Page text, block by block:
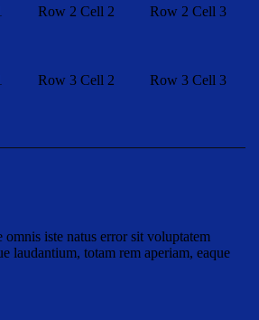
Row 2 Cell 2 Row 2 Cell 3
Row 3 Cell 2 Row 3 Cell 3
omnis iste natus error sit voluptatem
laudantium, totam rem aperiam, eaque